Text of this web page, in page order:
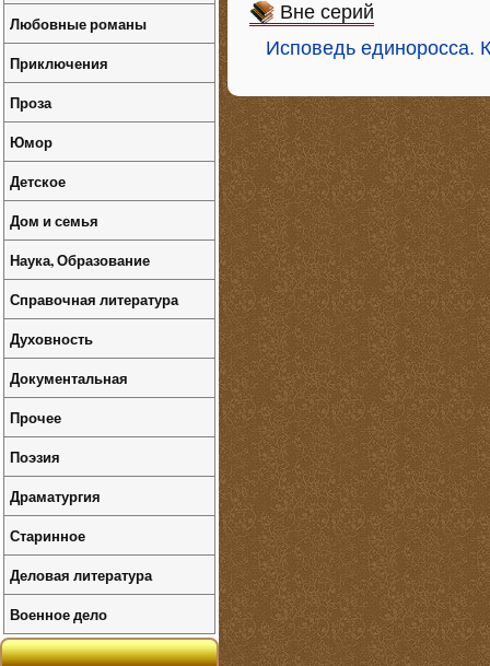
Вне серий
Исповедь единоросса.
Любовные романы
Приключения
Проза
Юмор
Детское
Дом и семья
Наука, Образование
Справочная литература
Духовность
Документальная
Прочее
Поэзия
Драматургия
Старинное
Деловая литература
Военное дело